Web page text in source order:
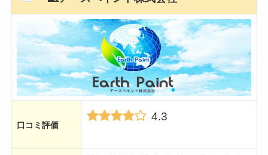
口コミ評価
4.3